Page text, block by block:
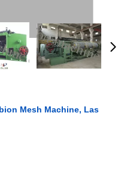
Mesh Machine, Las